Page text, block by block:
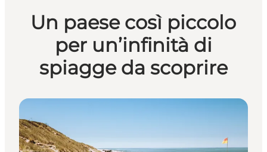
Un paese così piccolo
per un’infinità di
spiagge da scoprire